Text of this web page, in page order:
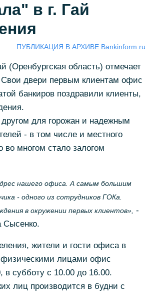
в г. Гай
ПУБЛИКАЦИЯ В АРХИВЕ Bankinform.ru
(Оренбургская область) отмечает
двери первым клиентам офис
банкиров поздравили клиенты,
для горожан и надежным
- в том числе и местного
во многом стало залогом
нашего офиса. А самым большим
- одного из сотрудников ГОКа.
в окружении первых клиентов», -
Сысенко.
жители и гости офиса в
физическими лицами офис
в субботу с 10.00 до 16.00.
лиц производится в будни с